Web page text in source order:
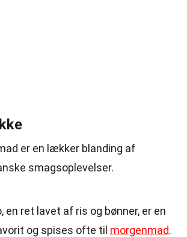
er en lækker blanding af
smagsoplevelser.
en ret lavet af ris og bønner, er en
og spises ofte til morgenmad.